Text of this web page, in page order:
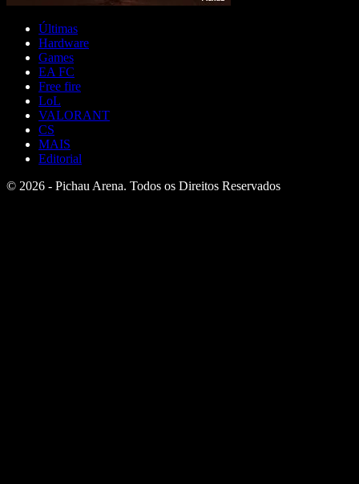
Últimas
Hardware
Games
EA FC
Free fire
LoL
VALORANT
CS
MAIS
Editorial
© 2026 - Pichau Arena. Todos os Direitos Reservados